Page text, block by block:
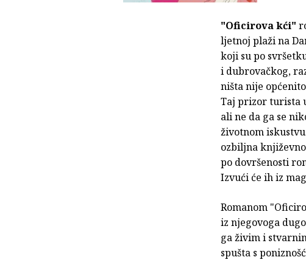
"Oficirova kći"
ljetnoj plaži na
koji su po
i dubrovačkog,
ništa nije
Taj prizor turista
ali ne da ga se
životnom
ozbiljna
po dovršenosti
Izvući će ih iz
Romanom
iz njegovoga
ga živim i
spušta s